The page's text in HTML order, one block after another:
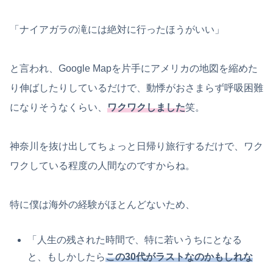
「ナイアガラの滝には絶対に行ったほうがいい」
と言われ、Google Mapを片手にアメリカの地図を縮めた
り伸ばしたりしているだけで、動悸がおさまらず呼吸困難
になりそうなくらい、 ワクワクしました笑。
神奈川を抜け出してちょっと日帰り旅行するだけで、ワク
ワクしている程度の人間なのですからね。
特に僕は海外の経験がほとんどないため、
「人生の残された時間で、特に若いうちにとなる
と、もしかしたらこの30代がラストなのかもしれな